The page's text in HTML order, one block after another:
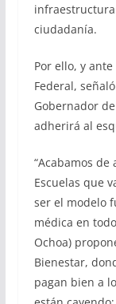
ciudadanía.
Por ello, y
Federal,
Gobernador
adherirá al
“Acabamos
Escuelas que
ser el modelo
médica en
Ochoa)
Bienestar,
pagan bien a